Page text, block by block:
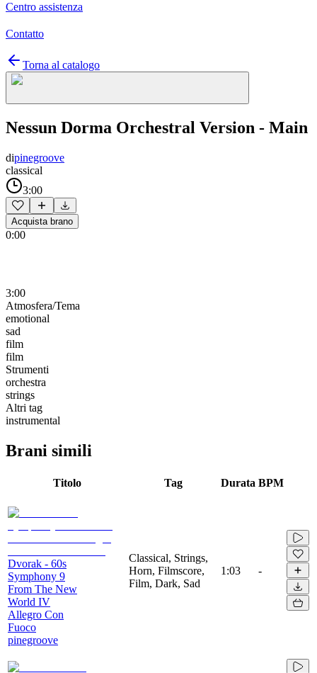
Centro assistenza
Contatto
Torna al catalogo
Nessun Dorma Orchestral Version - Main
dipinegroove
classical
3:00
Acquista brano
0:00
3:00
Atmosfera/Tema
emotional
sad
film
film
Strumenti
orchestra
strings
Altri tag
instrumental
Brani simili
Titolo Tag Durata BPM
Dvorak - 60s
Symphony 9
From The New
World IV
Allegro Con
Fuoco
pinegroove
Classical, Strings,
Horn, Filmscore,
Film, Dark, Sad
1:03 -